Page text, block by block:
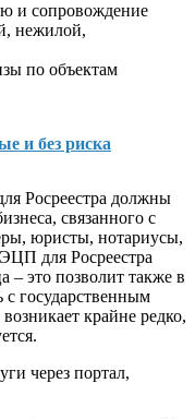
и сопровождение
нежилой,
по объектам
и без риска
Росреестра должны
связанного с
юристы, нотариусы,
для Росреестра
– это позволит также в
с государственным
крайне редко,
через портал,